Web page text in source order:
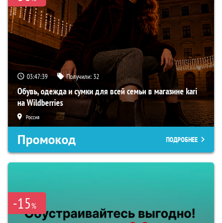
03:47:38 Получили: 32
Обувь, одежда и сумки для всей семьи в магазине kari
на Wildberries
Россия
Промокод ПОДРОБНЕЕ
-15%